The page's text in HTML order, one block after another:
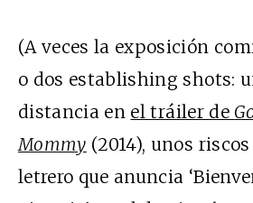
(A veces la exposición
o dos establishing shots:
distancia en el tráiler de
Mommy (2014), unos
letrero que anuncia